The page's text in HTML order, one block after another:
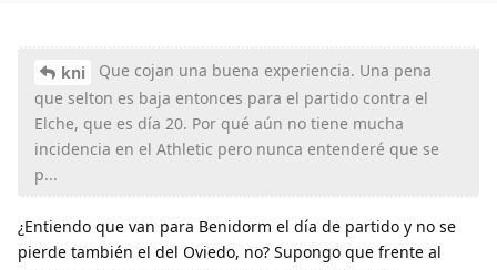
kni
Que cojan una buena experiencia. Una pena
que selton es baja entonces para el partido contra el
Elche, que es día 20. Por qué aún no tiene mucha
incidencia en el Athletic pero nunca entenderé que se
p...
¿Entiendo que van para Benidorm el día de partido y no se
pierde también el del Oviedo, no? Supongo que frente al